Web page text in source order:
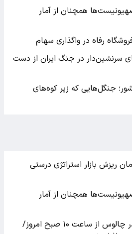
همچنان از آمار
رفاه در واگذاری سهام
7 هواپیمای سرنشین‌دار در جنگ ایران از دست
جنگل‌هایی که زیر کوه‌های
ریزش بازار استراتژی درستی
همچنان از آمار
اعمال محدودیت تردد در چالوس از ساعت ۱۰ صبح امروز/